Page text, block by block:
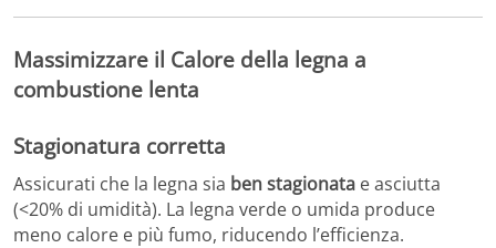
Massimizzare il Calore della legna a
combustione lenta
Stagionatura corretta
Assicurati che la legna sia ben stagionata e asciutta
(<20% di umidità). La legna verde o umida produce
meno calore e più fumo, riducendo l’efficienza.